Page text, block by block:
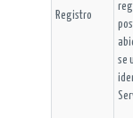
Registro
se